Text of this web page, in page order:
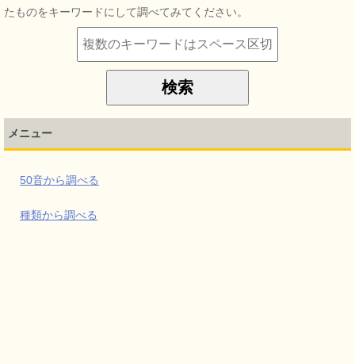
たものをキーワードにして調べてみてください。
メニュー
50音から調べる
種類から調べる